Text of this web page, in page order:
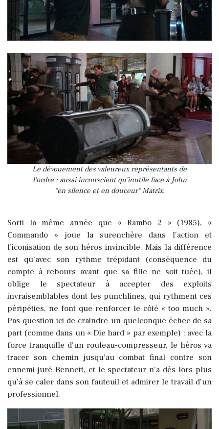
Le dévouement des valeureux représentants de
l'ordre : aussi inconscient qu'inutile face à John
"en silence et en douceur" Matrix.
Sorti la même année que « Rambo 2 » (1985), «
Commando » joue la surenchère dans l’action et
l’iconisation de son héros invincible. Mais la différence
est qu’avec son rythme trépidant (conséquence du
compte à rebours avant que sa fille ne soit tuée), il
oblige le spectateur à accepter des exploits
invraisemblables dont les punchlines, qui rythment ces
péripéties, ne font que renforcer le côté « too much ».
Pas question ici de craindre un quelconque échec de sa
part (comme dans un « Die hard » par exemple) : avec la
force tranquille d'un rouleau-compresseur, le héros va
tracer son chemin jusqu’au combat final contre son
ennemi juré Bennett, et le spectateur n’a dès lors plus
qu’à se caler dans son fauteuil et admirer le travail d’un
professionnel.